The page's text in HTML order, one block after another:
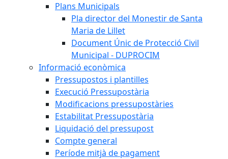
Plans Municipals
Pla director del Monestir de Santa
Maria de Lillet
Document Únic de Protecció Civil
Municipal - DUPROCIM
Informació econòmica
Pressupostos i plantilles
Execució Pressupostària
Modificacions pressupostàries
Estabilitat Pressupostària
Liquidació del pressupost
Compte general
Període mitjà de pagament